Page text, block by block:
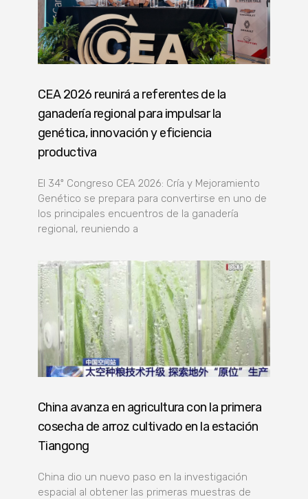
CEA 2026 reunirá a referentes de la
ganadería regional para impulsar la
genética, innovación y eficiencia
productiva
El 34º Congreso CEA 2026: Cría y Mejoramiento
Genético se prepara para convertirse en uno de
los principales encuentros de la ganadería
regional, reuniendo a
China avanza en agricultura con la primera
cosecha de arroz cultivado en la estación
Tiangong
China dio un nuevo paso en la investigación
espacial al obtener las primeras muestras de